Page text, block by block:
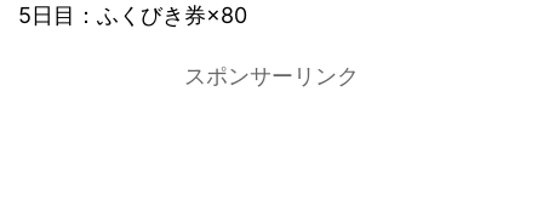
5日目：ふくびき券×80
スポンサーリンク